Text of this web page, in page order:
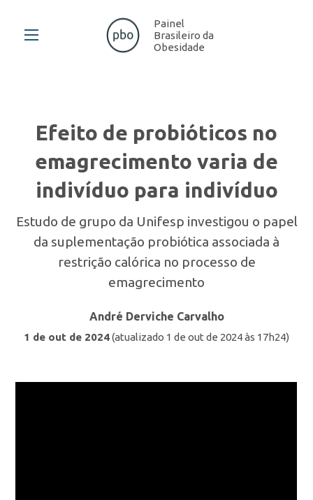
Painel
Brasileiro da
Obesidade
Efeito de probióticos no
emagrecimento varia de
indivíduo para indivíduo
Estudo de grupo da Unifesp investigou o papel
da suplementação probiótica associada à
restrição calórica no processo de
emagrecimento
André Derviche Carvalho
1 de out de 2024(atualizado 1 de out de 2024 às 17h24)